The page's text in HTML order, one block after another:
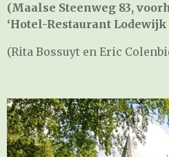
(Maalse Steenweg 83,
‘Hotel-Restaurant
(Rita Bossuyt en Eric